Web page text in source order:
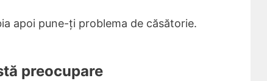
apoi pune-ți problema de căsătorie.
preocupare